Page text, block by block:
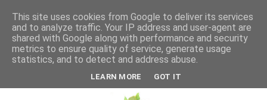
This site uses cookies from Google to deliver its services
and to analyze traffic. Your IP address and user-agent are
shared with Google along with performance and security
metrics to ensure quality of service, generate usage
statistics, and to detect and address abuse.
LEARN MORE GOT IT